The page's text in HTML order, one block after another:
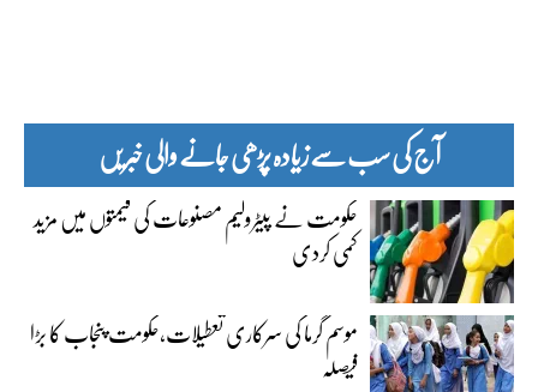
آج کی سب سے زیادہ پڑھی جانے والی خبریں
حکومت نے پیٹرولیم مصنوعات کی قیمتوں میں مزید
کمی کردی
موسم گرما کی سرکاری تعطیلات،حکومت پنجاب کا بڑا
فیصلہ